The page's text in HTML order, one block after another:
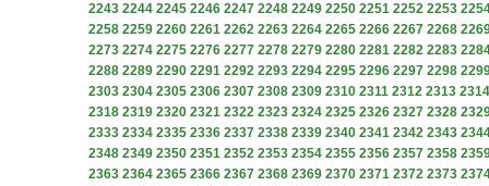
2243 2244 2245 2246 2247 2248 2249 2250 2251 2252 2253
2258 2259 2260 2261 2262 2263 2264 2265 2266 2267 2268
2273 2274 2275 2276 2277 2278 2279 2280 2281 2282 2283
2288 2289 2290 2291 2292 2293 2294 2295 2296 2297 2298
2303 2304 2305 2306 2307 2308 2309 2310 2311 2312 2313 2314
2318 2319 2320 2321 2322 2323 2324 2325 2326 2327 2328
2333 2334 2335 2336 2337 2338 2339 2340 2341 2342 2343
2348 2349 2350 2351 2352 2353 2354 2355 2356 2357 2358
2363 2364 2365 2366 2367 2368 2369 2370 2371 2372 2373